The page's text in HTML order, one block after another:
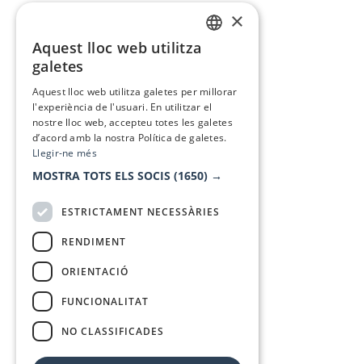
×
Aquest lloc web utilitza
galetes
Aquest lloc web utilitza galetes per millorar
l'experiència de l'usuari. En utilitzar el
nostre lloc web, accepteu totes les galetes
d’acord amb la nostra Política de galetes.
Llegir-ne més
MOSTRA TOTS ELS SOCIS (1650) →
ESTRICTAMENT NECESSÀRIES
RENDIMENT
ORIENTACIÓ
FUNCIONALITAT
NO CLASSIFICADES